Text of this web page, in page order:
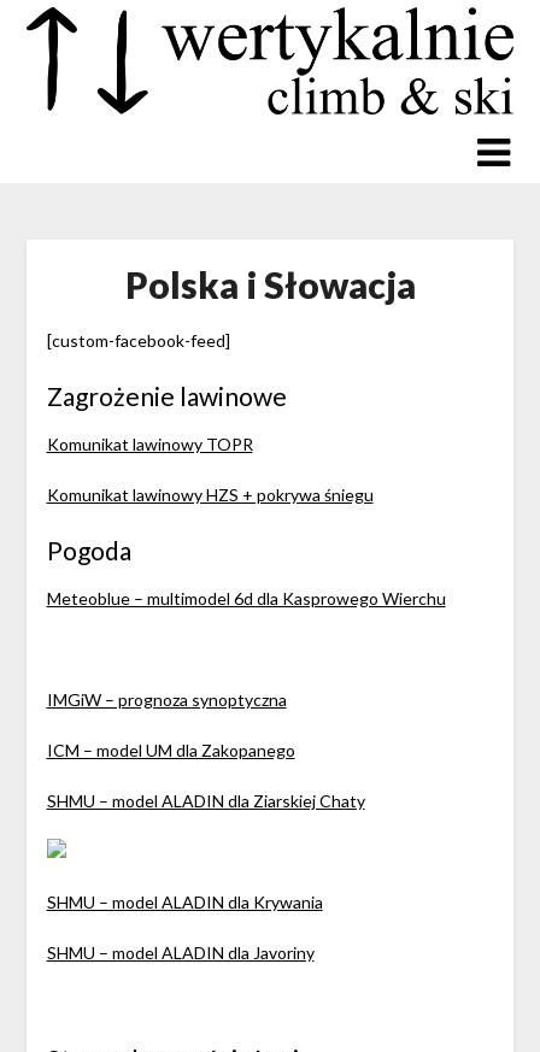
Polska i Słowacja
[custom-facebook-feed]
Zagrożenie lawinowe
Komunikat lawinowy TOPR
Komunikat lawinowy HZS + pokrywa śniegu
Pogoda
Meteoblue – multimodel 6d dla Kasprowego Wierchu
IMGiW – prognoza synoptyczna
ICM – model UM dla Zakopanego
SHMU – model ALADIN dla Ziarskiej Chaty
SHMU – model ALADIN dla Krywania
SHMU – model ALADIN dla Javoriny